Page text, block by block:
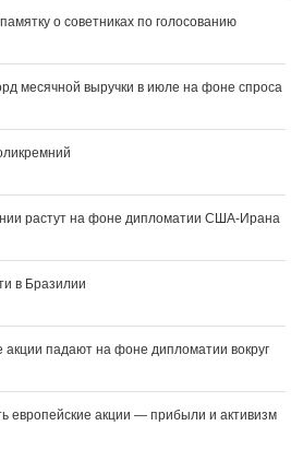
о советниках по голосованию
месячной выручки в июле на фоне спроса
растут на фоне дипломатии США‑Ирана
в Бразилии
падают на фоне дипломатии вокруг
европейские акции — прибыли и активизм